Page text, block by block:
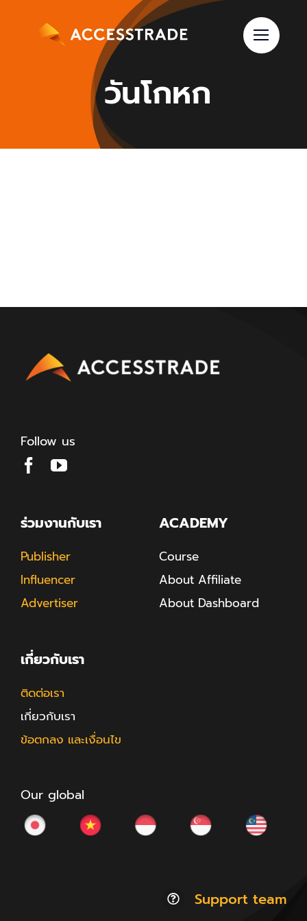
วันโกหก
Follow us
ร่วมงานกับเรา
Publisher
Influencer
Advertiser
ACADEMY
Course
About Affiliate
About Dashboard
เกี่ยวกับเรา
ติดต่อเรา
เกี่ยวกับเรา
ข้อตกลง และเงื่อนไข
Our global
Support team